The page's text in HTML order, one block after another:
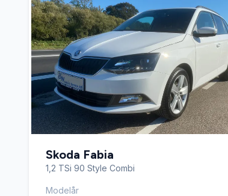
Skoda Fabia
1,2 TSi 90 Style Combi
Modelår